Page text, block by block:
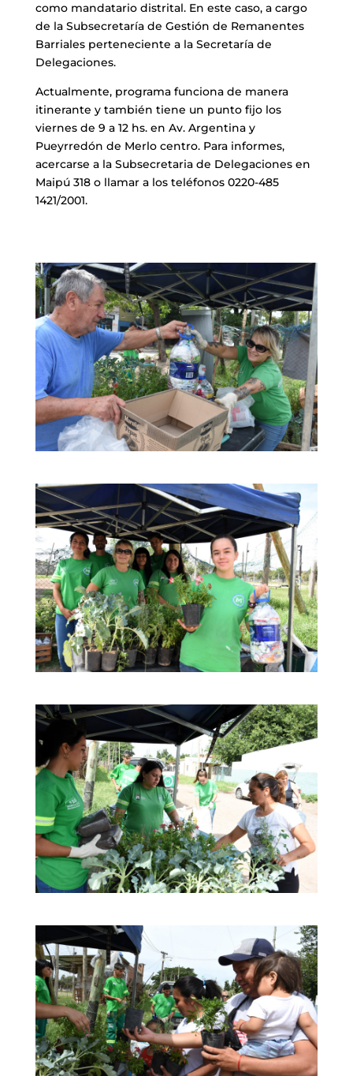
como mandatario distrital. En este caso, a cargo
de la Subsecretaría de Gestión de Remanentes
Barriales perteneciente a la Secretaría de
Delegaciones.
Actualmente, programa funciona de manera
itinerante y también tiene un punto fijo los
viernes de 9 a 12 hs. en Av. Argentina y
Pueyrredón de Merlo centro. Para informes,
acercarse a la Subsecretaria de Delegaciones en
Maipú 318 o llamar a los teléfonos 0220-485
1421/2001.